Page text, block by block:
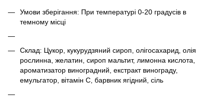
Умови зберігання: При температурі 0-20 градусів в
темному місці
Склад: Цукор, кукурудзяний сироп, олігосахарид, олія
рослинна, желатин, сироп мальтит, лимонна кислота,
ароматизатор виноградний, екстракт винограду,
емульгатор, вітамін С, барвник ягідний, сіль